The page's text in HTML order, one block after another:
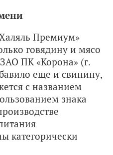
Премиум»
говядину и мясо
ПК «Корона» (г.
еще и свинину,
с названием
знака
категорически